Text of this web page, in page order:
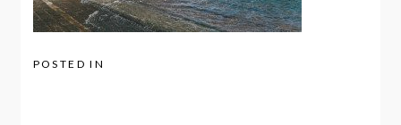
POSTED IN